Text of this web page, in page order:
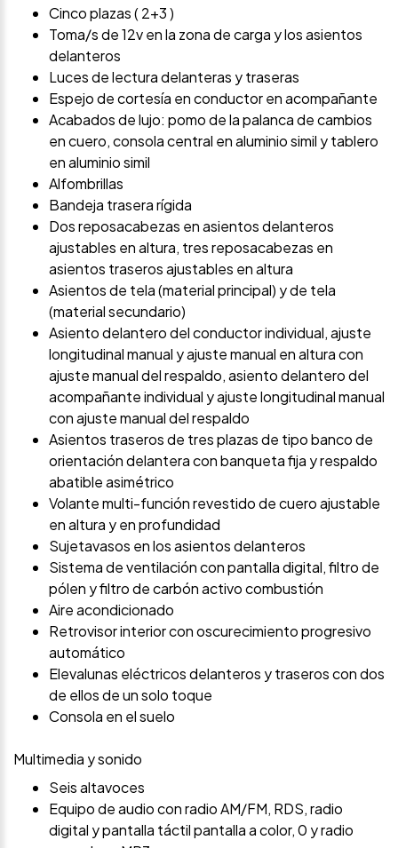
Cinco plazas ( 2+3 )
Toma/s de 12v en la zona de carga y los asientos
delanteros
Luces de lectura delanteras y traseras
Espejo de cortesía en conductor en acompañante
Acabados de lujo: pomo de la palanca de cambios
en cuero, consola central en aluminio simil y tablero
en aluminio simil
Alfombrillas
Bandeja trasera rígida
Dos reposacabezas en asientos delanteros
ajustables en altura, tres reposacabezas en
asientos traseros ajustables en altura
Asientos de tela (material principal) y de tela
(material secundario)
Asiento delantero del conductor individual, ajuste
longitudinal manual y ajuste manual en altura con
ajuste manual del respaldo, asiento delantero del
acompañante individual y ajuste longitudinal manual
con ajuste manual del respaldo
Asientos traseros de tres plazas de tipo banco de
orientación delantera con banqueta fija y respaldo
abatible asimétrico
Volante multi-función revestido de cuero ajustable
en altura y en profundidad
Sujetavasos en los asientos delanteros
Sistema de ventilación con pantalla digital, filtro de
pólen y filtro de carbón activo combustión
Aire acondicionado
Retrovisor interior con oscurecimiento progresivo
automático
Elevalunas eléctricos delanteros y traseros con dos
de ellos de un solo toque
Consola en el suelo
Multimedia y sonido
Seis altavoces
Equipo de audio con radio AM/FM, RDS, radio
digital y pantalla táctil pantalla a color, 0 y radio